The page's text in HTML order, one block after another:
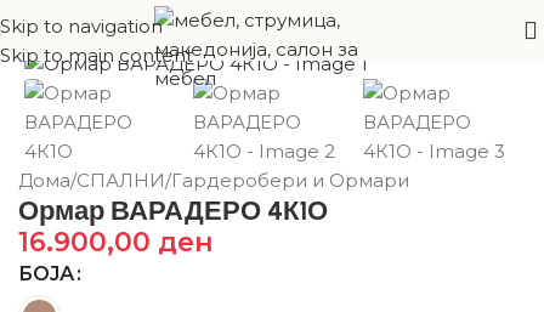
Skip to navigation
Skip to main content
Дома/СПАЛНИ/Гардеробери и Ормари
Ормар ВАРАДЕРО 4К1О
16.900,00 ден
БОЈА